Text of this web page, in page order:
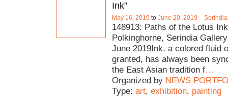
Ink"
May 16, 2019 to June 20, 2019 –
148913: Paths of the Lotus
Polkinghorne, Serindia
June 2019Ink, a colored fluid
granted, has always been
the East Asian tradition f…
Organized by NEWS
Type: art, exhibition, painting